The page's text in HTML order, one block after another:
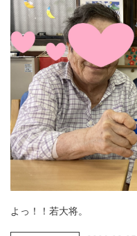
よっ！！若大将。